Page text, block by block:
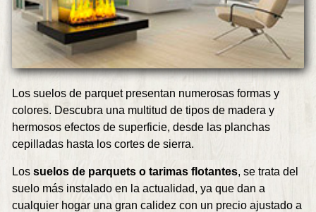
Los suelos de parquet presentan numerosas formas y
colores. Descubra una multitud de tipos de madera y
hermosos efectos de superficie, desde las planchas
cepilladas hasta los cortes de sierra.
Los suelos de parquets o tarimas flotantes, se trata del
suelo más instalado en la actualidad, ya que dan a
cualquier hogar una gran calidez con un precio ajustado a